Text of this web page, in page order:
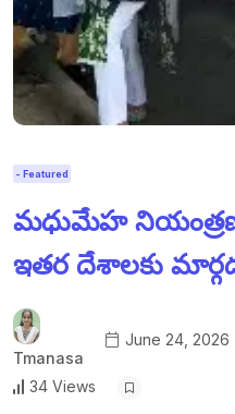
- Featured
మధుమేహ
ఇతర దేశాలకు
Tmanasa
June 24, 2026
34 Views